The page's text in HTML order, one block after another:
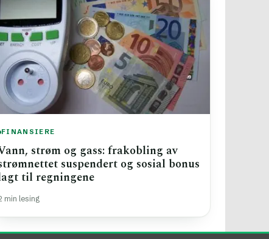
FINANSIERE
strøm og gass: frakobling av
suspendert og sosial bonus
til regningene
min lesing